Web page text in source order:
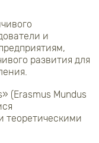
и
развития для
(Erasmus Mundus
теоретическими